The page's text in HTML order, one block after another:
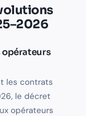
opérateurs
les contrats
le décret
opérateurs